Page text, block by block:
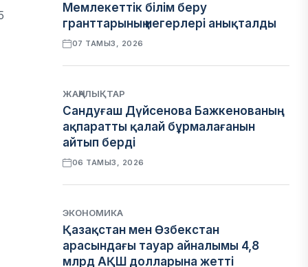
Мемлекеттік білім беру
гранттарының иегерлері анықталды
07 ТАМЫЗ, 2026
ЖАҢАЛЫҚТАР
Сандуғаш Дүйсенова Бажкенованың
ақпаратты қалай бұрмалағанын
айтып берді
06 ТАМЫЗ, 2026
ЭКОНОМИКА
Қазақстан мен Өзбекстан
арасындағы тауар айналымы 4,8
млрд АҚШ долларына жетті